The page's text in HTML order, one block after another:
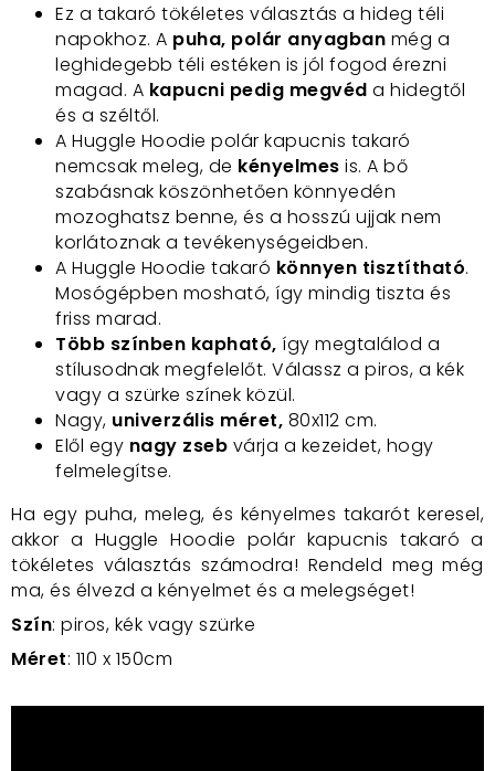
Ez a takaró tökéletes választás a hideg téli
napokhoz. A puha, polár anyagban még a
leghidegebb téli estéken is jól fogod érezni
magad. A kapucni pedig megvéd a hidegtől
és a széltől.
A Huggle Hoodie polár kapucnis takaró
nemcsak meleg, de kényelmes is. A bő
szabásnak köszönhetően könnyedén
mozoghatsz benne, és a hosszú ujjak nem
korlátoznak a tevékenységeidben.
A Huggle Hoodie takaró könnyen tisztítható.
Mosógépben mosható, így mindig tiszta és
friss marad.
Több színben kapható, így megtalálod a
stílusodnak megfelelőt. Válassz a piros, a kék
vagy a szürke színek közül.
Nagy, univerzális méret, 80x112 cm.
Elől egy nagy zseb várja a kezeidet, hogy
felmelegítse.
Ha egy puha, meleg, és kényelmes takarót keresel,
akkor a Huggle Hoodie polár kapucnis takaró a
tökéletes választás számodra! Rendeld meg még
ma, és élvezd a kényelmet és a melegséget!
Szín: piros, kék vagy szürke
Méret: 110 x 150cm